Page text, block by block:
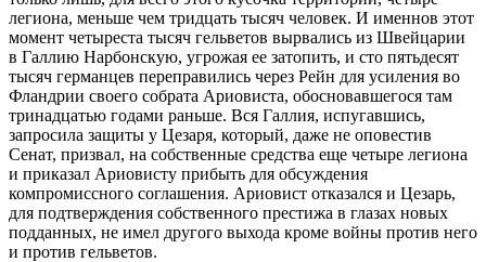
легиона, меньше чем тридцать тысяч человек. И именнов этот
момент четыреста тысяч гельветов вырвались из Швейцарии
в Галлию Нарбонскую, угрожая ее затопить, и сто пятьдесят
тысяч германцев переправились через Рейн для усиления во
Фландрии своего собрата Ариовиста, обосновавшегося там
тринадцатью годами раньше. Вся Галлия, испугавшись,
запросила защиты у Цезаря, который, даже не оповестив
Сенат, призвал, на собственные средства еще четыре легиона
и приказал Ариовисту прибыть для обсуждения
компромиссного соглашения. Ариовист отказался и Цезарь,
для подтверждения собственного престижа в глазах новых
подданных, не имел другого выхода кроме войны против него
и против гельветов.